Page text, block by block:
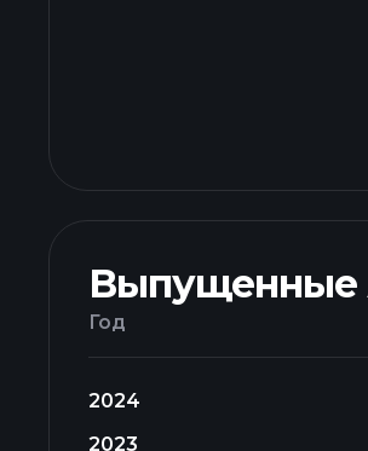
Выпущенные
Год
2024
2023